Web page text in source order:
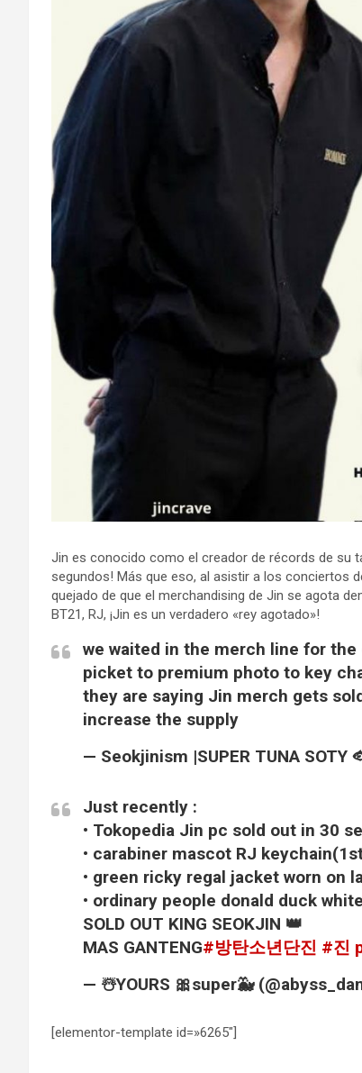
Jin es conocido como el creador de récords de su
segundos! Más que eso, al asistir a los conciertos
quejado de que el merchandising de Jin se agota
BT21, RJ, ¡Jin es un verdadero «rey agotado»!
we waited in the merch line for
picket to premium photo to key
they are saying Jin merch gets
increase the supply
— Seokjinism |SUPER TUNA SOTY
Just recently :
• Tokopedia Jin pc sold out in 30
• carabiner mascot RJ
• green ricky regal jacket worn on
• ordinary people donald duck
SOLD OUT KING SEOKJIN 👑
MAS GANTENG#방탄소년단진 #진
— ☃️YOURS 🎀super🐳
[elementor-template id=»6265″]